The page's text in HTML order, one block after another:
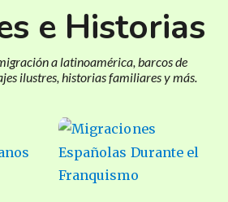
e Historias
a latinoamérica, barcos de
ilustres, historias familiares y más.